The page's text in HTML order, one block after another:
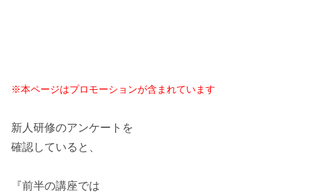
※本ページはプロモーションが含まれています
新人研修のアンケートを
確認していると、
『前半の講座では